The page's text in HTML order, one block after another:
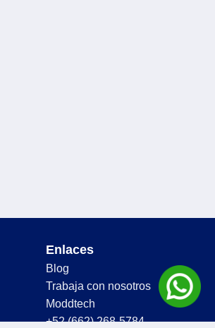
Enlaces
Blog
Trabaja con nosotros
Moddtech
+52 (662) 268-5784